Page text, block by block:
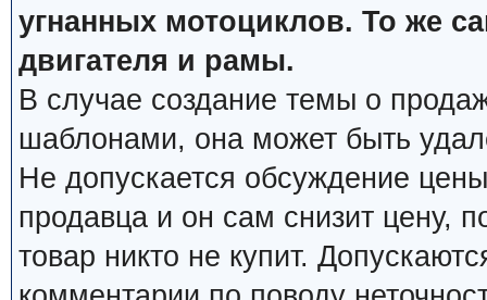
угнанных мотоциклов. То же
двигателя и рамы.
В случае создание темы о
шаблонами, она может быть
Не допускается обсуждение
продавца и он сам снизит цену,
товар никто не купит.